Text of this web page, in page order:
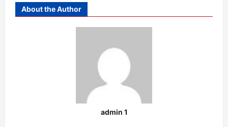
About the Author
admin 1